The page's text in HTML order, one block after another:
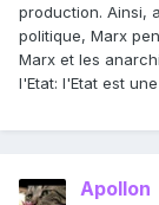
production. Ainsi,
politique, Marx
Marx et les
l'Etat: l'Etat est
Apollon